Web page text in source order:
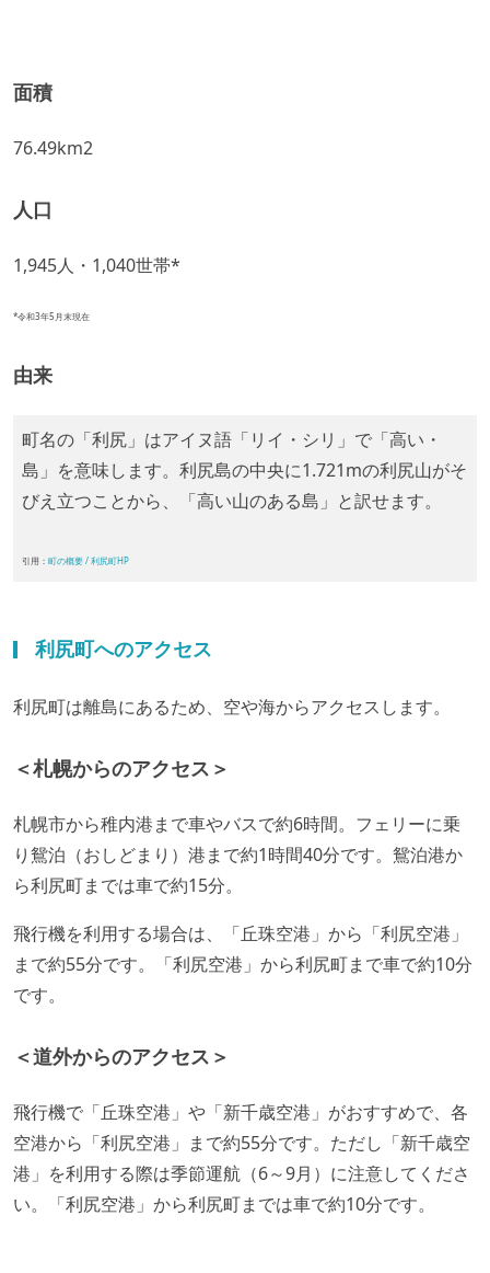
面積
76.49km2
人口
1,945人・1,040世帯*
*令和3年5月末現在
由来
町名の「利尻」はアイヌ語「リイ・シリ」で「高い・
島」を意味します。利尻島の中央に1.721mの利尻山がそ
びえ立つことから、「高い山のある島」と訳せます。
引用： 町の概要 / 利尻町HP
利尻町へのアクセス
利尻町は離島にあるため、空や海からアクセスします。
＜札幌からのアクセス＞
札幌市から稚内港まで車やバスで約6時間。フェリーに乗
り鴛泊（おしどまり）港まで約1時間40分です。鴛泊港か
ら利尻町までは車で約15分。
飛行機を利用する場合は、「丘珠空港」から「利尻空港」
まで約55分です。「利尻空港」から利尻町まで車で約10分
です。
＜道外からのアクセス＞
飛行機で「丘珠空港」や「新千歳空港」がおすすめで、各
空港から「利尻空港」まで約55分です。ただし「新千歳空
港」を利用する際は季節運航（6～9月）に注意してくださ
い。「利尻空港」から利尻町までは車で約10分です。